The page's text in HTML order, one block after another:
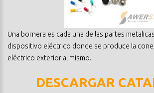
Una bornera es cada una de las partes
dispositivo eléctrico donde se produce la
eléctrico exterior al mismo.
DESCARGAR